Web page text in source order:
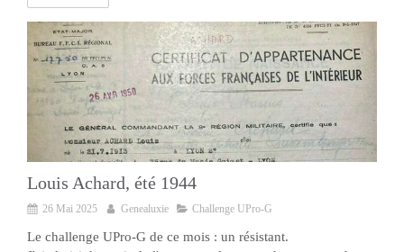
Louis Achard, été 1944
26 Mai 2025 Genealuxie Challenge UPro-G
Le challenge UPro-G de ce mois : un résistant.